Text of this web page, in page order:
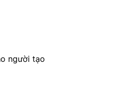
người tạo